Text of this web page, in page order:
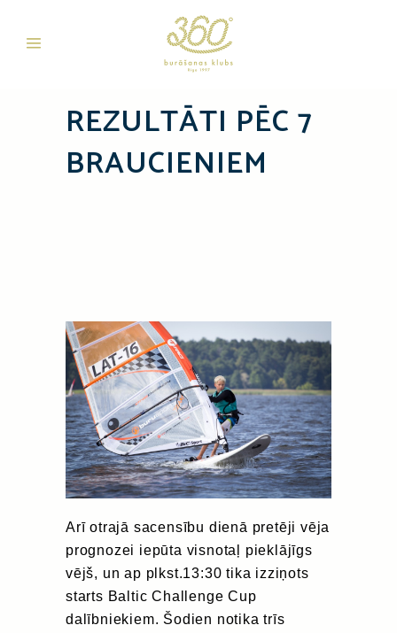
REZULTĀTI PĒC 7
BRAUCIENIEM
Arī otrajā sacensību dienā pretēji vēja
prognozei iepūta visnotaļ pieklājīgs
vējš, un ap plkst.13:30 tika izziņots
starts Baltic Challenge Cup
dalībniekiem. Šodien notika trīs